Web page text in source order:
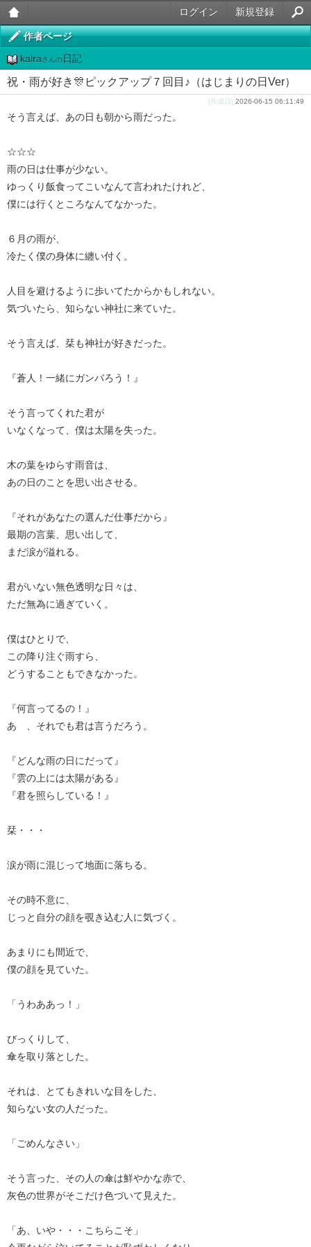
大人
のケ
ータ
説
新規登録
ログイン
作者ページ
kalraさんの日記
祝・雨が好き🎊ピックアップ７回目♪（はじまりの日Ver）
[作成日] 2026-06-15 06:11:49
そう言えば、あの日も朝から雨だった。
☆☆☆
雨の日は仕事が少ない。
ゆっくり飯食ってこいなんて言われたけれど、
僕には行くところなんてなかった。
６月の雨が、
冷たく僕の身体に纏い付く。
人目を避けるように歩いてたからかもしれない。
気づいたら、知らない神社に来ていた。
そう言えば、栞も神社が好きだった。
『蒼人！一緒にガンバろう！』
そう言ってくれた君が
いなくなって、僕は太陽を失った。
木の葉をゆらす雨音は、
あの日のことを思い出させる。
『それがあなたの選んだ仕事だから』
最期の言葉、思い出して、
まだ涙が溢れる。
君がいない無色透明な日々は、
ただ無為に過ぎていく。
僕はひとりで、
この降り注ぐ雨すら、
どうすることもできなかった。
『何言ってるの！』
あゝ、それでも君は言うだろう。
『どんな雨の日にだって』
『雲の上には太陽がある』
『君を照らしている！』
栞・・・
涙が雨に混じって地面に落ちる。
その時不意に、
じっと自分の顔を覗き込む人に気づく。
あまりにも間近で、
僕の顔を見ていた。
「うわああっ！」
びっくりして、
傘を取り落とした。
それは、とてもきれいな目をした、
知らない女の人だった。
「ごめんなさい」
そう言った、その人の傘は鮮やかな赤で、
灰色の世界がそこだけ色づいて見えた。
「あ、いや・・・こちらこそ」